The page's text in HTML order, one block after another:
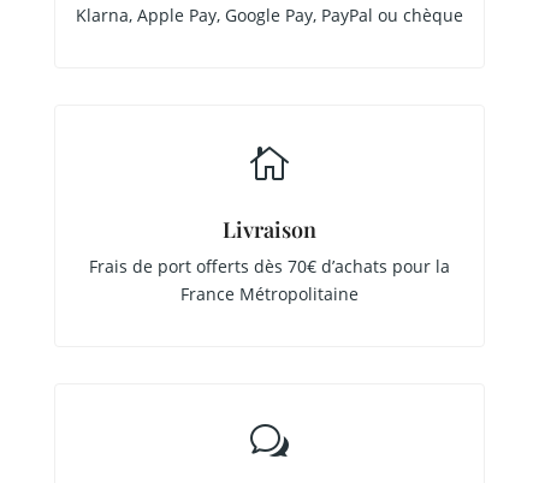
Klarna, Apple Pay, Google Pay, PayPal ou chèque

Livraison
Frais de port offerts dès 70€ d’achats pour la
France Métropolitaine
w